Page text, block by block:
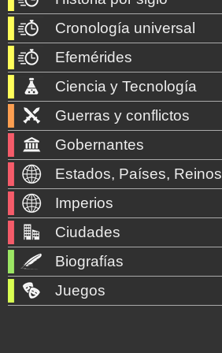
Cronología universal
Efemérides
Ciencia y Tecnología
Guerras y conflictos
Gobernantes
Estados, Países, Reinos
Imperios
Ciudades
Biografías
Juegos